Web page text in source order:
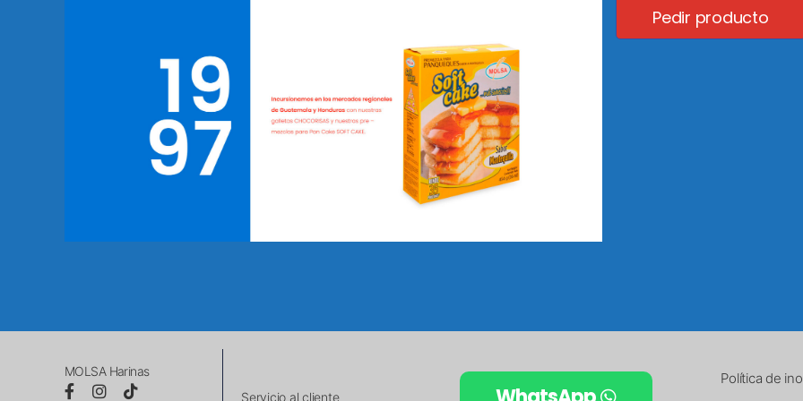
Pedir producto
MOLSA Harinas
Servicio al cliente
Política de